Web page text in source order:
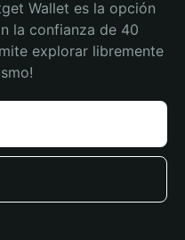
Wallet es la opción
la confianza de 40
explorar libremente